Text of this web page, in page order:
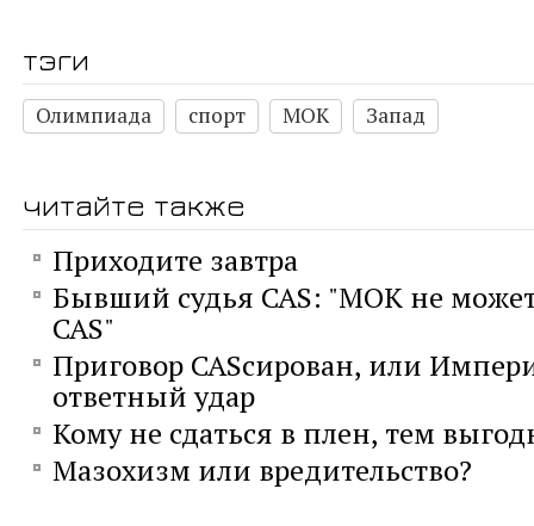
тэги
Олимпиада спорт МОК Запад
читайте также
Приходите завтра
Бывший судья CAS: "МОК не
CAS"
Приговор CASсирован, или
ответный удар
Кому не сдаться в плен, тем
Мазохизм или вредительство?